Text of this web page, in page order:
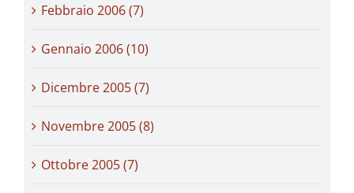
Febbraio 2006 (7)
Gennaio 2006 (10)
Dicembre 2005 (7)
Novembre 2005 (8)
Ottobre 2005 (7)